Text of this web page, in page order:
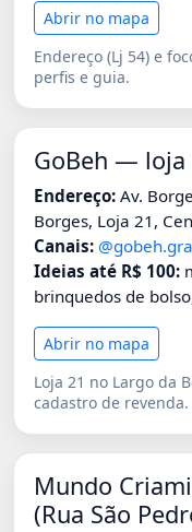
Abrir no mapa
Endereço (Lj 54) e
perfis e guia.
GoBeh — loja
Endereço:Av.
Borges, Loja 21,
Canais:
Ideias até R$ 100:
brinquedos de
Abrir no mapa
Loja 21 no Largo da
cadastro de revenda.
Mundo
(Rua São